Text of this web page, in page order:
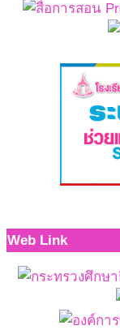
Web Link